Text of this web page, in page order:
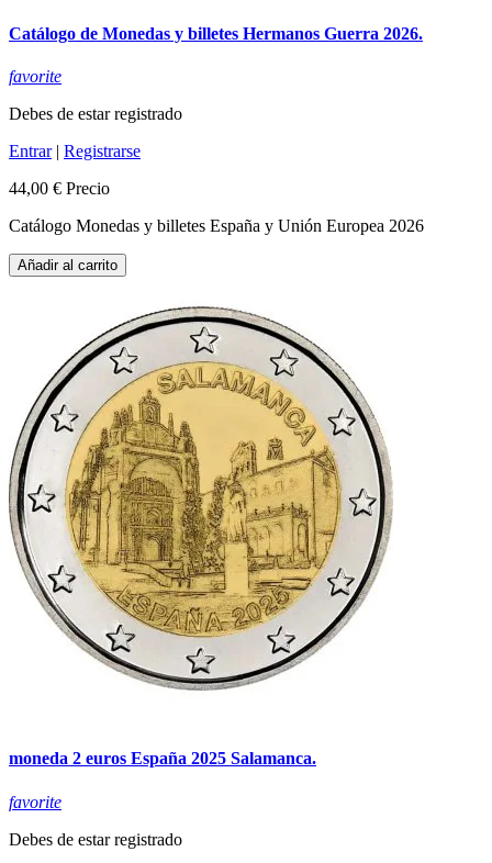
Catálogo de Monedas y billetes Hermanos Guerra 2026.
favorite
Debes de estar registrado
Entrar| Registrarse
44,00 € Precio
Catálogo Monedas y billetes España y Unión Europea 2026
Añadir al carrito
moneda 2 euros España 2025 Salamanca.
favorite
Debes de estar registrado